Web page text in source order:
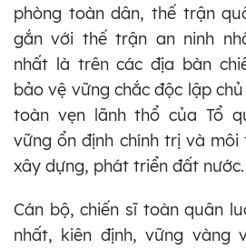
phòng toàn dân, thế trận
gắn với thế trận an ninh
nhất là trên các địa bàn
bảo vệ vững chắc độc lập
toàn vẹn lãnh thổ của Tổ
vững ổn định chính trị và
xây dựng, phát triển đất nước.
Cán bộ, chiến sĩ toàn quân
nhất, kiên định, vững vàng